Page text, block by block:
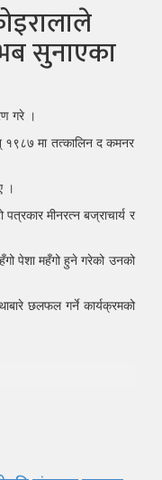
सुनाएका
गरे ।
१९८७ मा तत्कालिन द कमनर
।
मीनरत्न बज्राचार्य र
पेशा महँगो हुने गरेको उनको
छलफल गर्ने कार्यक्रमको